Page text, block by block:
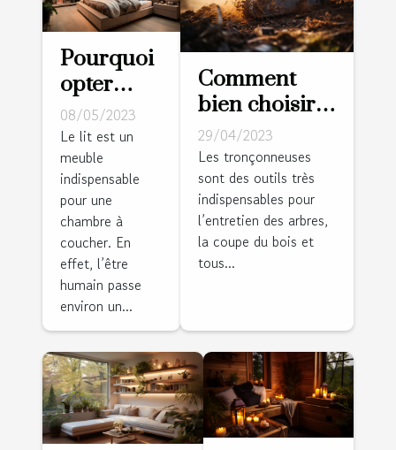
Pourquoi
opter
pour un
lit avec
dressing
intégré ?
08/05/2023
Le lit est un
meuble
indispensable
pour une
chambre à
coucher. En
effet, l’être
humain passe
environ un...
Comment
bien choisir
sa
tronçonneuse
?
29/04/2023
Les tronçonneuses
sont des outils très
indispensables pour
l’entretien des arbres,
la coupe du bois et
tous...